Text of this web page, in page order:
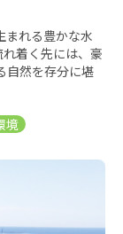
まれる豊かな水
着く先には、豪
然を存分に堪